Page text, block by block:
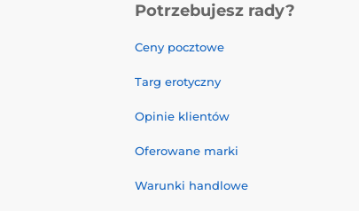
Potrzebujesz rady?
Ceny pocztowe
Targ erotyczny
Opinie klientów
Oferowane marki
Warunki handlowe